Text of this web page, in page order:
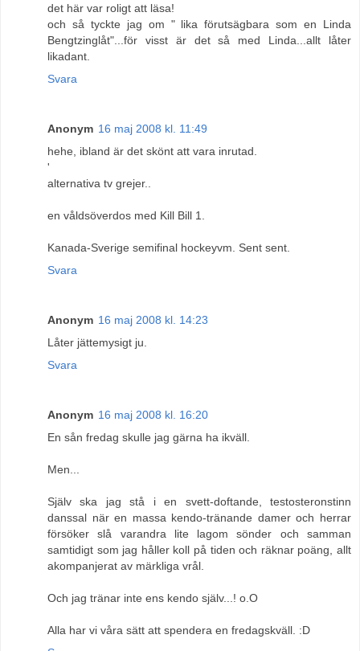
det här var roligt att läsa!
och så tyckte jag om " lika förutsägbara som en Linda
Bengtzinglåt"...för visst är det så med Linda...allt låter
likadant.
Svara
Anonym 16 maj 2008 kl. 11:49
hehe, ibland är det skönt att vara inrutad.
'
alternativa tv grejer..
en våldsöverdos med Kill Bill 1.
Kanada-Sverige semifinal hockeyvm. Sent sent.
Svara
Anonym 16 maj 2008 kl. 14:23
Låter jättemysigt ju.
Svara
Anonym 16 maj 2008 kl. 16:20
En sån fredag skulle jag gärna ha ikväll.
Men...
Själv ska jag stå i en svett-doftande, testosteronstinn
danssal när en massa kendo-tränande damer och herrar
försöker slå varandra lite lagom sönder och samman
samtidigt som jag håller koll på tiden och räknar poäng, allt
akompanjerat av märkliga vrål.
Och jag tränar inte ens kendo själv...! o.O
Alla har vi våra sätt att spendera en fredagskväll. :D